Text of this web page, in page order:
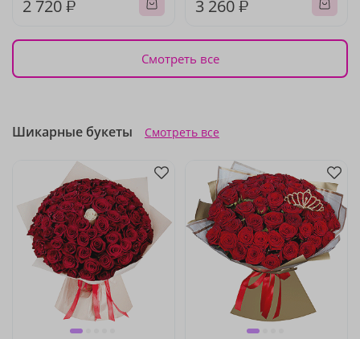
2 720 ₽ 3 260 ₽
Смотреть все
Шикарные букеты Смотреть все